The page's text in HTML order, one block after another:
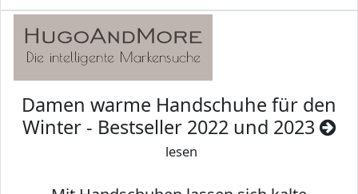
Damen warme Handschuhe für den
Winter - Bestseller 2022 und 2023
lesen